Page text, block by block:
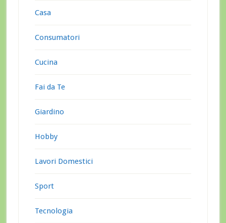
Casa
Consumatori
Cucina
Fai da Te
Giardino
Hobby
Lavori Domestici
Sport
Tecnologia